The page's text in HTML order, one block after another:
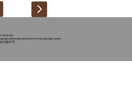
reserved.
get written permission from the copyright owner
书面许可。